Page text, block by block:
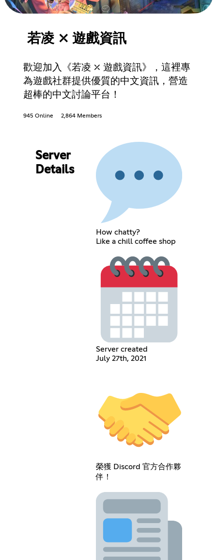
若凌 ⤫ 遊戲資訊
歡迎加入《若凌 ⤫ 遊戲資訊》，這裡專
為遊戲社群提供優質的中文資訊，營造
超棒的中文討論平台！
945 Online 2,864 Members
Server
Details
How chatty?
Like a chill coffee shop
Server created
July 27th, 2021
榮獲 Discord 官方合作夥
伴！